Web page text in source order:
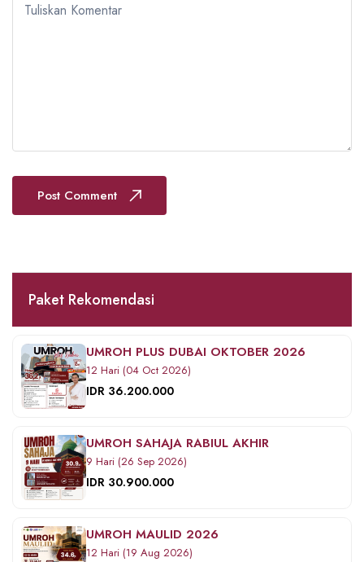
Tuliskan Komentar
Post Comment
Paket Rekomendasi
UMROH PLUS DUBAI OKTOBER 2026
12 Hari (04 Oct 2026)
IDR 36.200.000
UMROH SAHAJA RABIUL AKHIR
9 Hari (26 Sep 2026)
IDR 30.900.000
UMROH MAULID 2026
12 Hari (19 Aug 2026)